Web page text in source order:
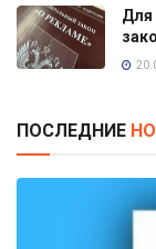
Для
ПОСЛЕДНИЕ